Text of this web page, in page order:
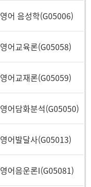
영어 음성학(G05006)
영어교육론(G05058)
영어교재론(G05059)
영어담화분석(G05050)
영어발달사(G05013)
영어음운론I(G05081)